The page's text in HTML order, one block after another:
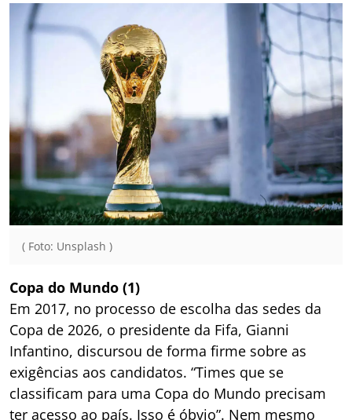
( Foto: Unsplash )
Copa do Mundo (1)
Em 2017, no processo de escolha das sedes da
Copa de 2026, o presidente da Fifa, Gianni
Infantino, discursou de forma firme sobre as
exigências aos candidatos. “Times que se
classificam para uma Copa do Mundo precisam
ter acesso ao país. Isso é óbvio”. Nem mesmo